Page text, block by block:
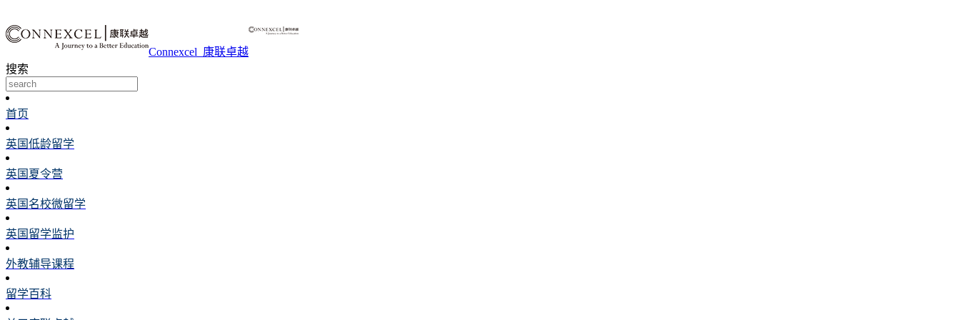
Connexcel_康联卓越
搜索
首页
英国低龄留学
英国夏令营
英国名校微留学
英国留学监护
外教辅导课程
留学百科